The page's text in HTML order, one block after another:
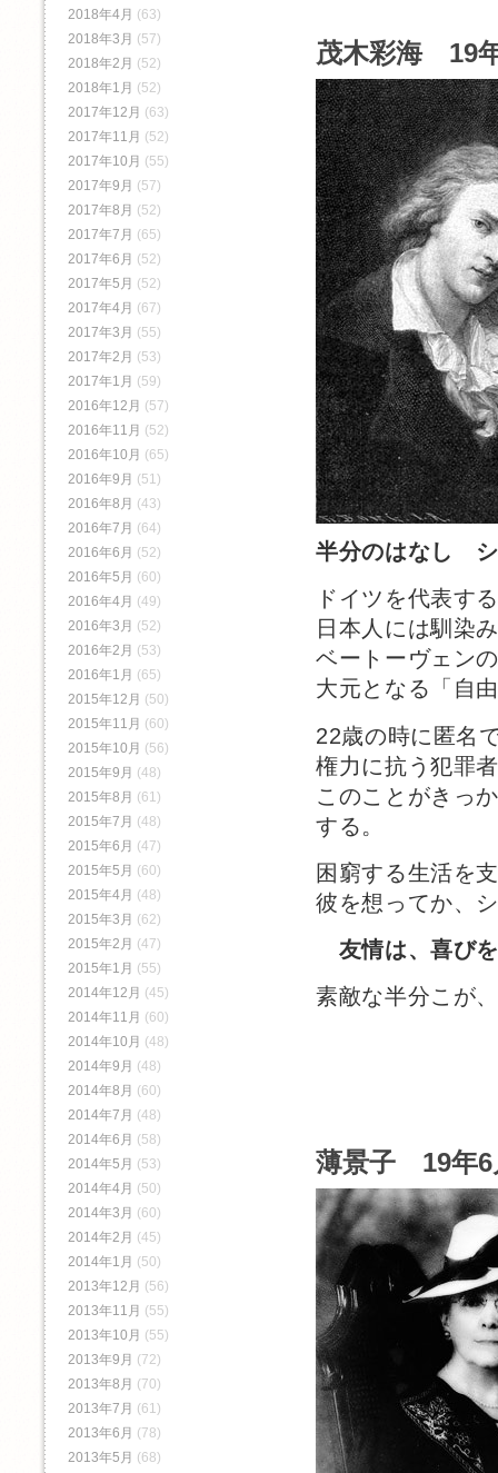
茂木彩海 19
半分のはなし
ドイツを代表す
日本人には馴染
ベートーヴェン
大元となる「自
22歳の時に匿名
権力に抗う犯罪
このことがきっ
する。
困窮する生活を
彼を想ってか、
友情は、喜び
素敵な半分こが
薄景子 19年6
2018年4月 (63)
2018年3月 (57)
2018年2月 (52)
2018年1月 (52)
2017年12月 (63)
2017年11月 (52)
2017年10月 (55)
2017年9月 (57)
2017年8月 (52)
2017年7月 (65)
2017年6月 (52)
2017年5月 (52)
2017年4月 (67)
2017年3月 (55)
2017年2月 (53)
2017年1月 (59)
2016年12月 (57)
2016年11月 (52)
2016年10月 (65)
2016年9月 (51)
2016年8月 (43)
2016年7月 (64)
2016年6月 (52)
2016年5月 (60)
2016年4月 (49)
2016年3月 (52)
2016年2月 (53)
2016年1月 (65)
2015年12月 (50)
2015年11月 (60)
2015年10月 (56)
2015年9月 (48)
2015年8月 (61)
2015年7月 (48)
2015年6月 (47)
2015年5月 (60)
2015年4月 (48)
2015年3月 (62)
2015年2月 (47)
2015年1月 (55)
2014年12月 (45)
2014年11月 (60)
2014年10月 (48)
2014年9月 (48)
2014年8月 (60)
2014年7月 (48)
2014年6月 (58)
2014年5月 (53)
2014年4月 (50)
2014年3月 (60)
2014年2月 (45)
2014年1月 (50)
2013年12月 (56)
2013年11月 (55)
2013年10月 (55)
2013年9月 (72)
2013年8月 (70)
2013年7月 (61)
2013年6月 (78)
2013年5月 (68)